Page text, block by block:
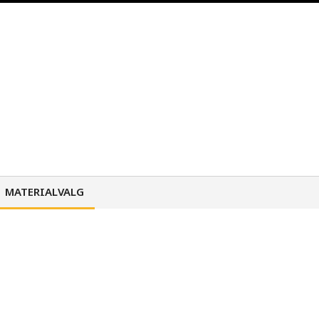
MATERIALVALG